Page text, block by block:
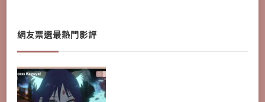
網友票選最熱門影評